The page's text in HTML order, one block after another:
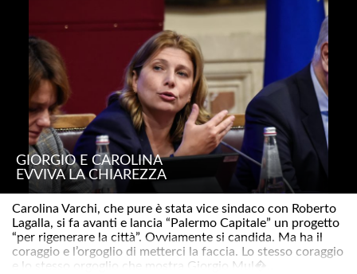
GIORGIO E CAROLINA
EVVIVA LA CHIAREZZA
Carolina Varchi, che pure è stata vice sindaco con Roberto
Lagalla, si fa avanti e lancia “Palermo Capitale” un progetto
“per rigenerare la città”. Ovviamente si candida. Ma ha il
coraggio e l’orgoglio di metterci la faccia. Lo stesso coraggio
e lo stesso orgoglio che mostra Giorgio Mul�..